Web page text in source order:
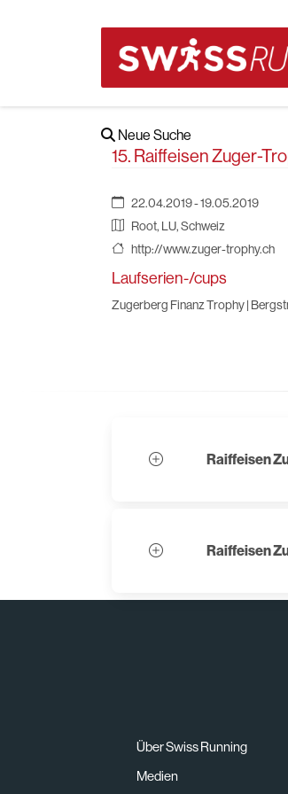
Neue Suche
15. Raiffeisen Zuger-
22.04.2019 - 19.05.2019
Root, LU, Schweiz
http://www.zuger-trophy.ch
Laufserien-/cups
Zugerberg Finanz Trophy |
Raiffeisen
Raiffeisen
Über Swiss Running
Medien